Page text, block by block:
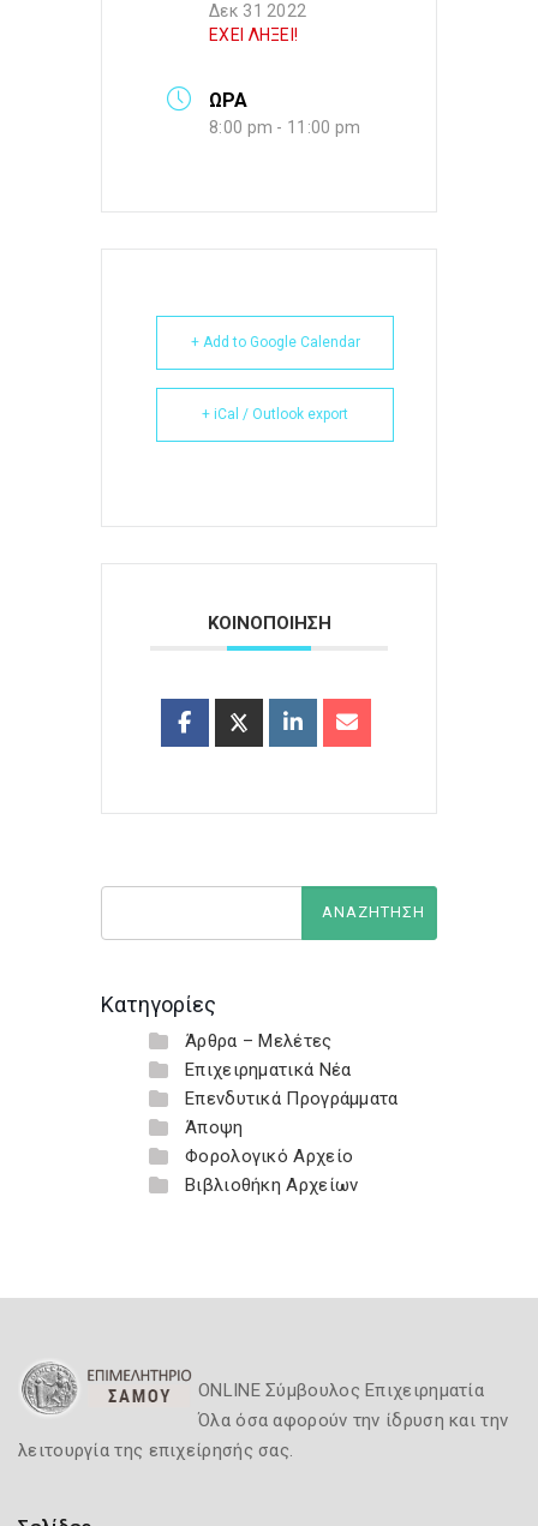
Δεκ 31 2022
ΕΧΕΙ ΛΗΞΕΙ!
ΩΡΑ
8:00 pm - 11:00 pm
+ Add to Google Calendar
+ iCal / Outlook export
ΚΟΙΝΟΠΟΙΗΣΗ
Κατηγορίες
Άρθρα – Μελέτες
Επιχειρηματικά Νέα
Επενδυτικά Προγράμματα
Άποψη
Φορολογικό Αρχείο
Βιβλιοθήκη Αρχείων
ONLINE Σύμβουλος Επιχειρηματία
Όλα όσα αφορούν την ίδρυση και την
λειτουργία της επιχείρησής σας.